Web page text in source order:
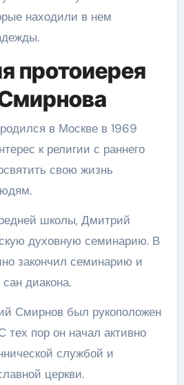
находили в нем
протоиерея
в Москве в 1969
к религии с раннего
свою жизнь
школы, Дмитрий
духовную семинарию. В
закончил семинарию и
диакона.
Смирнов был рукоположен
тех пор он начал активно
службой и
церкви.